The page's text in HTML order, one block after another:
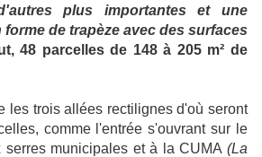
plus importantes et une
forme de trapèze avec des surfaces
48 parcelles de 148 à 205 m² de
les trois allées rectilignes d'où seront
comme l'entrée s'ouvrant sur le
serres municipales et à la CUMA (La